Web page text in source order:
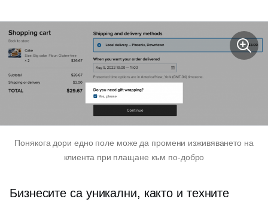
Понякога дори едно поле може да промени изживяването на
клиента при плащане към по-добро
Бизнесите са уникални, както и техните